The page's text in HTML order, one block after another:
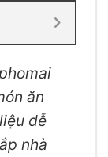
ăn
dễ
nhà